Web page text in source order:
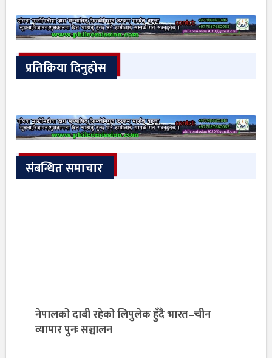
प्रतिक्रिया दिनुहोस
संबन्धित समाचार
नेपालको दाबी रहेको लिपुलेक हुँदै भारत–चीन
व्यापार पुनः सञ्चालन